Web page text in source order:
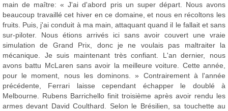
main de maître: « J'ai d'abord pris un super départ. Nous avons
beaucoup travaillé cet hiver en ce domaine, et nous en récoltons les
fruits. Puis, j'ai conduit à ma main, attaquant quand il le fallait et sans
sur-piloter. Nous étions arrivés ici sans avoir couvert une vraie
simulation de Grand Prix, donc je ne voulais pas maltraiter la
mécanique. Je suis maintenant très confiant. L'an dernier, nous
avons battu McLaren sans avoir la meilleure voiture. Cette année,
pour le moment, nous les dominons. » Contrairement à l'année
précédente, Ferrari laisse cependant échapper le doublé à
Melbourne. Rubens Barrichello finit troisième après avoir rendu les
armes devant David Coulthard. Selon le Brésilien, sa touchette au